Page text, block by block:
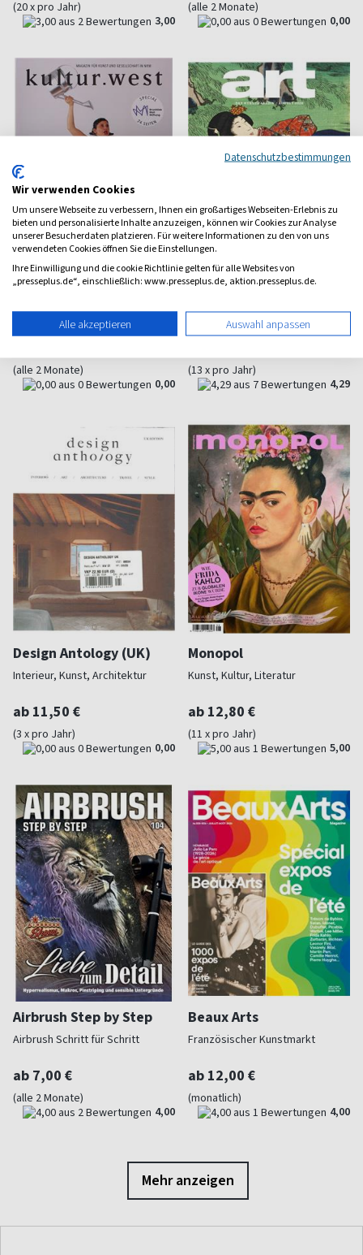
(20 x pro Jahr)
3,00
(alle 2 Monate)
0,00
kultur.west
Kultur für NRW
(alle 2 Monate)
0,00
Art
Das Kunstmagazin
(13 x pro Jahr)
4,29
Design Antology (UK)
Interieur, Kunst, Architektur
ab 11,50 €
(3 x pro Jahr)
0,00
Monopol
Kunst, Kultur, Literatur
ab 12,80 €
(11 x pro Jahr)
5,00
Airbrush Step by Step
Airbrush Schritt für Schritt
ab 7,00 €
(alle 2 Monate)
4,00
Beaux Arts
Französischer Kunstmarkt
ab 12,00 €
(monatlich)
4,00
Mehr anzeigen
Datenschutzbestimmungen
Wir verwenden Cookies
Um unsere Webseite zu verbessern, Ihnen ein großartiges Webseiten-Erlebnis zu
bieten und personalisierte Inhalte anzuzeigen, können wir Cookies zur Analyse
unserer Besucherdaten platzieren. Für weitere Informationen zu den von uns
verwendeten Cookies öffnen Sie die Einstellungen.
Ihre Einwilligung und die cookie Richtlinie gelten für alle Websites von
„presseplus.de“, einschließlich: www.presseplus.de, aktion.presseplus.de.
Alle akzeptieren Auswahl anpassen